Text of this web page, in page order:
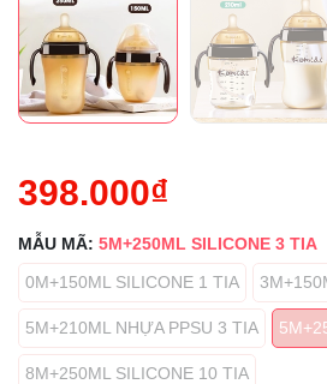
398.000₫
MẪU MÃ: 5M+250ML SILICONE 3 TIA
0M+150ML SILICONE 1 TIA
5M+210ML NHỰA PPSU 3 TIA
8M+250ML SILICONE 10 TIA
Điều kiện: